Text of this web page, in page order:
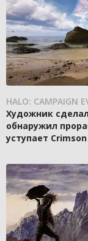
HALO: CAMPAIGN
Художник
обнаружил
уступает